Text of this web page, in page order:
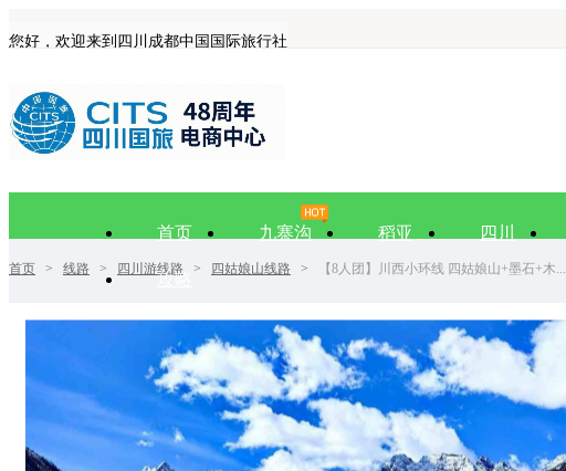
您好，欢迎来到四川成都中国国际旅行社
首页 九寨沟 稻亚 四川
攻略
首页 > 线路 > 四川游线路 > 四姑娘山线路 > 【8人团】川西小环线 四姑娘山+墨石+木...